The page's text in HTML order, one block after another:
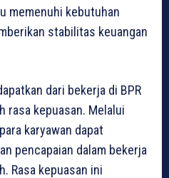
memenuhi kebutuhan
stabilitas keuangan
dari bekerja di BPR
rasa kepuasan. Melalui
karyawan dapat
pencapaian dalam bekerja
Rasa kepuasan ini